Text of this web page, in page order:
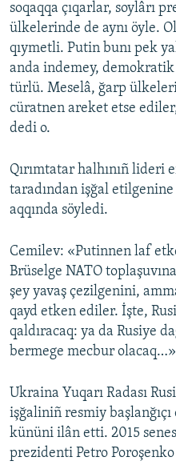
soqaqqa çıqarlar, soylârı
ülkelerinde de aynı öyle.
qıymetli. Putin bunı pek
anda indemey,
türlü. Meselâ, ğarp
cüratnen areket etse
dedi o.
Qırımtatar halhınıñ lideri
taradından işğal etilgenine
aqqında söyledi.
Cemilev: «Putinnen laf
Brüselge NATO
şey yavaş çezilgenini,
qayd etken ediler. İşte,
qaldıracaq: ya da Rusiye
bermege mecbur
Ukraina Yuqarı Radası
işğaliniñ resmiy
kününi ilân etti. 2015
prezidenti Petro Poroşenko